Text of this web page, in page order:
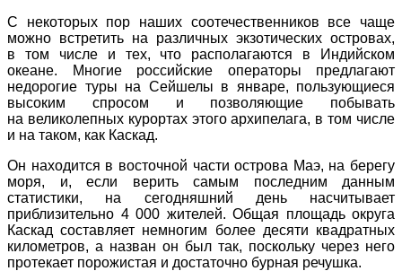
С некоторых пор наших соотечественников все чаще
можно встретить на различных экзотических островах,
в том числе и тех, что располагаются в Индийском
океане. Многие российские операторы предлагают
недорогие туры на Сейшелы в январе, пользующиеся
высоким спросом и позволяющие побывать
на великолепных курортах этого архипелага, в том числе
и на таком, как Каскад.
Он находится в восточной части острова Маэ, на берегу
моря, и, если верить самым последним данным
статистики, на сегодняшний день насчитывает
приблизительно 4 000 жителей. Общая площадь округа
Каскад составляет немногим более десяти квадратных
километров, а назван он был так, поскольку через него
протекает порожистая и достаточно бурная речушка.